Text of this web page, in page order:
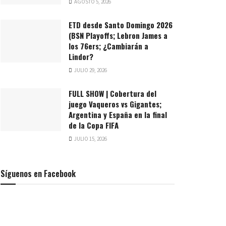
ETD desde Santo Domingo 2026
(BSN Playoffs; Lebron James a
los 76ers; ¿Cambiarán a
Lindor?
JULIO 29, 2026
FULL SHOW | Cobertura del
juego Vaqueros vs Gigantes;
Argentina y España en la final
de la Copa FIFA
JULIO 15, 2026
Síguenos en Facebook